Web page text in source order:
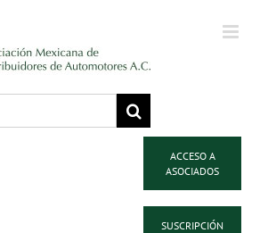
ACCESO A
ASOCIADOS
SUSCRIPCIÓN